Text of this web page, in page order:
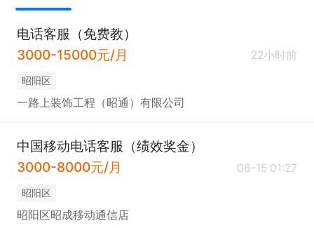
电话客服（免费教）
3000-15000元/月
22小时前
昭阳区
一路上装饰工程（昭通）有限公司
中国移动电话客服（绩效奖金）
3000-8000元/月
06-15 01:27
昭阳区
昭阳区昭成移动通信店